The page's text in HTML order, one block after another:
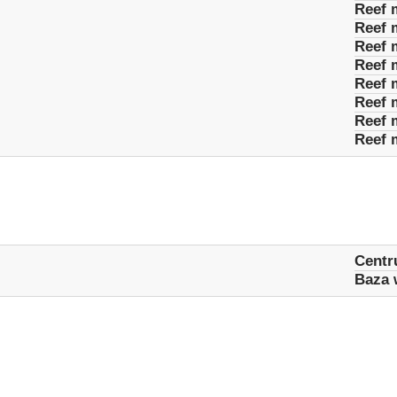
Reef
Reef
Reef
Reef
Reef
Reef
Reef
Reef
Baza